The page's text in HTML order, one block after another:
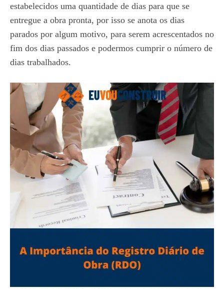
estabelecidos uma quantidade de dias para que se
entregue a obra pronta, por isso se anota os dias
parados por algum motivo, para serem acrescentados no
fim dos dias passados e podermos cumprir o número de
dias trabalhados.